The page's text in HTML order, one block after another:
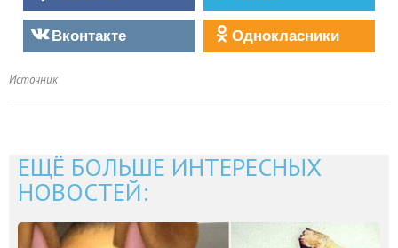
Вконтакте
Однокласники
Источник
ЕЩЁ БОЛЬШЕ ИНТЕРЕСНЫХ
НОВОСТЕЙ: